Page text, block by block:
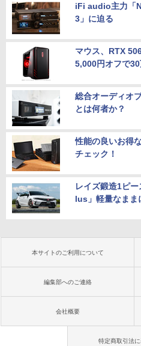
iFi audio主力「
3」に迫る
マウス、RTX
5,000円オフで30
総合オーディオ
とは何者か？
性能の良いお得
チェック！
レイズ鍛造1ピ
lus」軽量なまま
本サイトのご利用について
編集部へのご連絡
会社概要
特定商取引法